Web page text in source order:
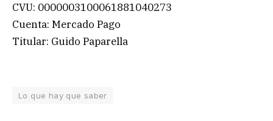
CVU: 0000003100061881040273
Cuenta: Mercado Pago
Titular: Guido Paparella
Lo que hay que saber